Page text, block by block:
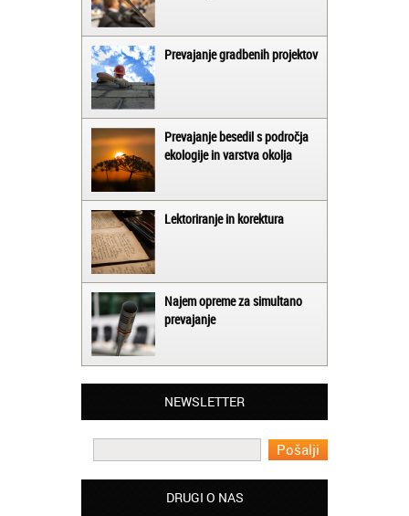
Prevajanje gradbenih projektov
Prevajanje besedil s področja
ekologije in varstva okolja
Lektoriranje in korektura
Najem opreme za simultano
prevajanje
NEWSLETTER
DRUGI O NAS
Matjaž iz Ajdovščine:
Lahko pohvalim vse zaposlene v Akademiji
Oxford, ker so resnično profesionalni in
prevajalske storitve opravljajo hitro in
učinkoviti.
vam rečem, da sem pozitivno presenečena